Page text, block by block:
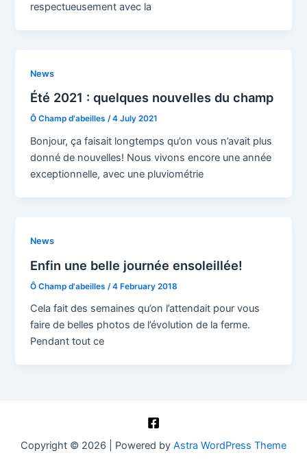
respectueusement avec la
News
Été 2021 : quelques nouvelles du champ
Ô Champ d'abeilles/4 July 2021
Bonjour, ça faisait longtemps qu’on vous n’avait plus
donné de nouvelles! Nous vivons encore une année
exceptionnelle, avec une pluviométrie
News
Enfin une belle journée ensoleillée!
Ô Champ d'abeilles /4 February 2018
Cela fait des semaines qu’on l’attendait pour vous
faire de belles photos de l’évolution de la ferme.
Pendant tout ce
Copyright © 2026 | Powered by Astra WordPress Theme